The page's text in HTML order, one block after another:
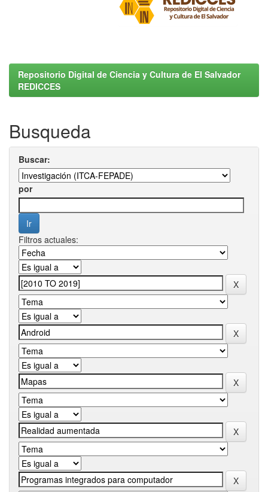
Repositorio Digital de Ciencia y Cultura de El Salvador
REDICCES
Busqueda
Buscar:
por
Filtros actuales: